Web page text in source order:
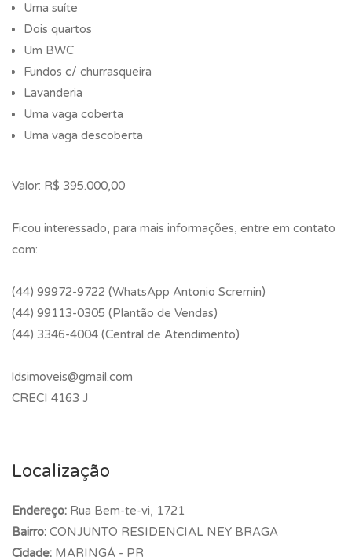
Uma suíte
Dois quartos
Um BWC
Fundos c/ churrasqueira
Lavanderia
Uma vaga coberta
Uma vaga descoberta
Valor: R$ 395.000,00
Ficou interessado, para mais informações, entre em contato
com:
(44) 99972-9722 (WhatsApp Antonio Scremin)
(44) 99113-0305 (Plantão de Vendas)
(44) 3346-4004 (Central de Atendimento)
ldsimoveis@gmail.com
CRECI 4163 J
Localização
Endereço: Rua Bem-te-vi, 1721
Bairro: CONJUNTO RESIDENCIAL NEY BRAGA
Cidade: MARINGÁ - PR